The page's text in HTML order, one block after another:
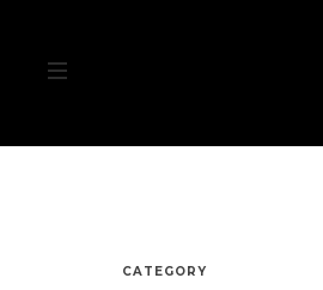
CATEGORY